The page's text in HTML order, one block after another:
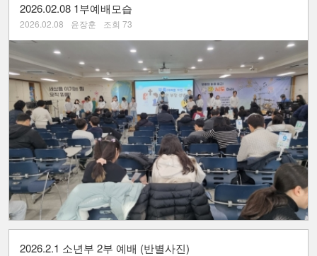
2026.02.08 1부예배모습
2026.02.08 윤장훈 조회 73
2026.2.1 소년부 2부 예배 (반별사진)